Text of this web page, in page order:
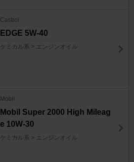
Castrol
EDGE 5W-40
ケミカル系 > エンジンオイル
Mobil
Mobil Super 2000 High Mileag
e 10W-30
ケミカル系 > エンジンオイル